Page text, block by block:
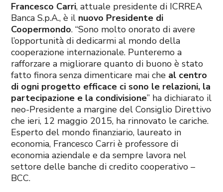
Francesco Carri, attuale presidente di ICRREA
Banca S.p.A., è il nuovo Presidente di
Coopermondo. “Sono molto onorato di avere
l’opportunità di dedicarmi al mondo della
cooperazione internazionale. Punteremo a
rafforzare a migliorare quanto di buono è stato
fatto finora senza dimenticare mai che al centro
di ogni progetto efficace ci sono le relazioni, la
partecipazione e la condivisione” ha dichiarato il
neo-Presidente a margine del Consiglio Direttivo
che ieri, 12 maggio 2015, ha rinnovato le cariche.
Esperto del mondo finanziario, laureato in
economia, Francesco Carri è professore di
economia aziendale e da sempre lavora nel
settore delle banche di credito cooperativo –
BCC.